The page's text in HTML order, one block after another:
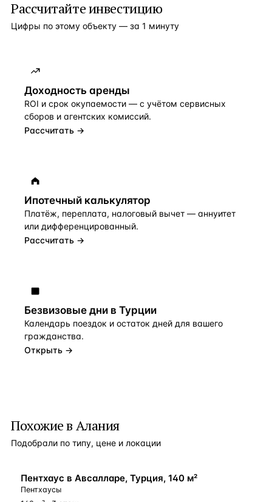
Рассчитайте инвестицию
Цифры по этому объекту — за 1 минуту
Доходность аренды
ROI и срок окупаемости — с учётом сервисных
сборов и агентских комиссий.
Рассчитать →
Ипотечный калькулятор
Платёж, переплата, налоговый вычет — аннуитет
или дифференцированный.
Рассчитать →
Безвизовые дни в Турции
Календарь поездок и остаток дней для вашего
гражданства.
Открыть →
Похожие в Алания
Подобрали по типу, цене и локации
У МОРЯ
Пентхаус в Авсалларе, Турция, 140 м²
Пентхаусы